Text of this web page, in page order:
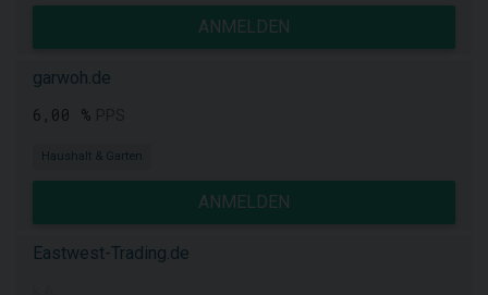
ANMELDEN
garwoh.de
6,00 %
Haushalt & Garten
ANMELDEN
Eastwest-Trading.de